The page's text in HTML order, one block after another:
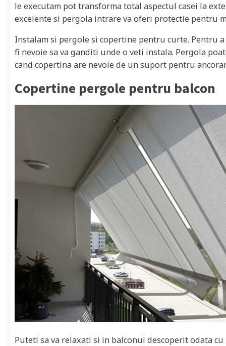
le executam pot transforma total aspectul casei la
excelente si pergola intrare va oferi protectie pentru
Instalam si pergole si copertine pentru curte. Pentru
fi nevoie sa va ganditi unde o veti instala. Pergola
cand copertina are nevoie de un suport pentru
Copertine pergole pentru balcon
Puteti sa va relaxati si in balconul descoperit odata